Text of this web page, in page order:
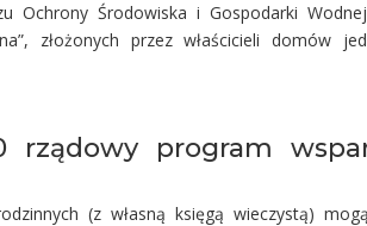
Ochrony Środowiska i Gospodarki
złożonych przez właścicieli domów
rządowy program
(z własną księgą wieczystą)